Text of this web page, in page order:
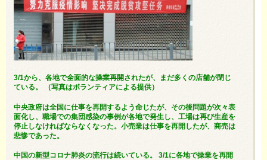
3/1から、各地で全面的な操業再開されたが、まだ多くの店舗が閉じ
ている。 （写真はボランティアによる提供）
中央政府は全国に仕事を再開するよう命じたが、その後問題が次々表
面化し、職場での集団感染の事例が各地で発生し、工場は再び生産を
停止しなければならなくなった。小売業は仕事を再開したが、商売は
悲惨であった。
中国の新型コロナ肺炎の流行は続いている。 3/1に各地で操業を再開